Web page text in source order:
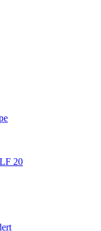
20